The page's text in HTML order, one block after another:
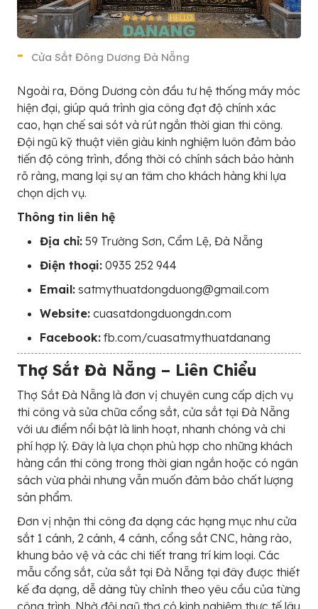
Cửa Sắt Đông Dương Đà Nẵng
Ngoài ra, Đông Dương còn đầu tư hệ thống máy móc
hiện đại, giúp quá trình gia công đạt độ chính xác
cao, hạn chế sai sót và rút ngắn thời gian thi công.
Đội ngũ kỹ thuật viên giàu kinh nghiệm luôn đảm bảo
tiến độ công trình, đồng thời có chính sách bảo hành
rõ ràng, mang lại sự an tâm cho khách hàng khi lựa
chọn dịch vụ.
Thông tin liên hệ
Địa chỉ: 59 Trường Sơn, Cẩm Lệ, Đà Nẵng
Điện thoại: 0935 252 944
Email: satmythuatdongduong@gmail.com
Website: cuasatdongduongdn.com
Facebook: fb.com/cuasatmythuatdanang
Thợ Sắt Đà Nẵng – Liên Chiểu
Thợ Sắt Đà Nẵng là đơn vị chuyên cung cấp dịch vụ
thi công và sửa chữa cổng sắt, cửa sắt tại Đà Nẵng
với ưu điểm nổi bật là linh hoạt, nhanh chóng và chi
phí hợp lý. Đây là lựa chọn phù hợp cho những khách
hàng cần thi công trong thời gian ngắn hoặc có ngân
sách vừa phải nhưng vẫn muốn đảm bảo chất lượng
sản phẩm.
Đơn vị nhận thi công đa dạng các hạng mục như cửa
sắt 1 cánh, 2 cánh, 4 cánh, cổng sắt CNC, hàng rào,
khung bảo vệ và các chi tiết trang trí kim loại. Các
mẫu cổng sắt, cửa sắt tại Đà Nẵng tại đây được thiết
kế đa dạng, dễ dàng tùy chỉnh theo yêu cầu của từng
công trình. Nhờ đội ngũ thợ có kinh nghiệm thực tế lâu